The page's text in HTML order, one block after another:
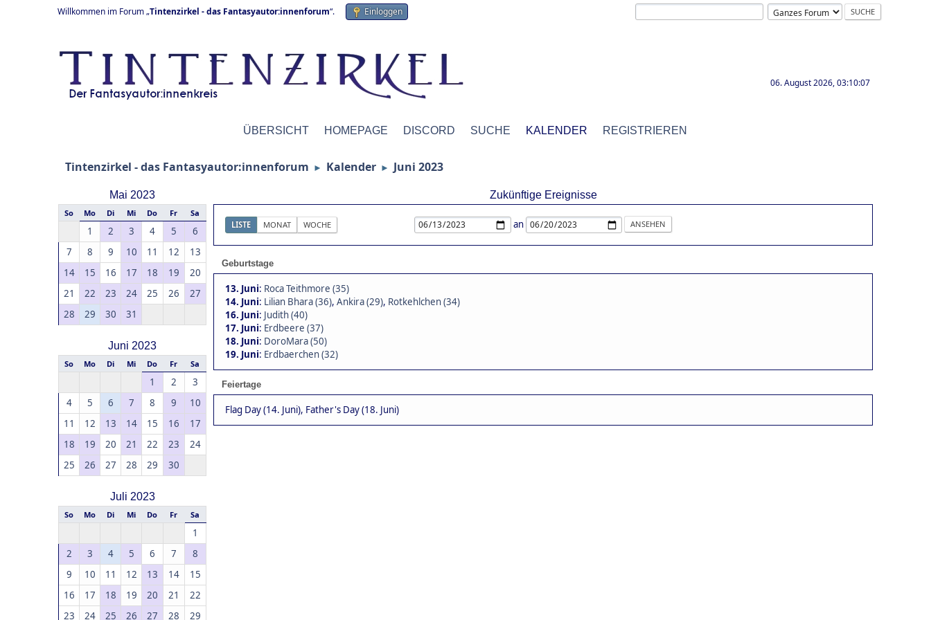
Willkommen im Forum „Tintenzirkel - das Fantasyautor:innenforum“. Einloggen
06. August 2026, 03:10:07
ÜBERSICHT HOMEPAGE DISCORD SUCHE KALENDER REGISTRIEREN
Tintenzirkel - das Fantasyautor:innenforum ► Kalender ► Juni 2023
Mai 2023
So Mo Di Mi Do Fr Sa
1 2 3 4 5
6
7
8 9 10 11 12
13
14
15 16 17 18 19
20
21
22 23 24 25 26
27
28
29 30 31
Juni 2023
So Mo Di Mi Do Fr Sa
1 2
3
4
5 6 7 8 9
10
11
12 13 14 15 16
17
18
19 20 21 22 23
24
25
26 27 28 29 30
Juli 2023
So Mo Di Mi Do Fr Sa
1
2
3 4 5 6 7
8
9
10 11 12 13 14
15
16
17 18 19 20 21
22
23
24 25 26 27 28 29
Zukünftige Ereignisse
LISTE MONAT WOCHE an
Geburtstage
13. Juni: Roca Teithmore (35)
14. Juni: Lilian Bhara (36), Ankira (29), Rotkehlchen (34)
16. Juni: Judith (40)
17. Juni: Erdbeere (37)
18. Juni: DoroMara (50)
19. Juni: Erdbaerchen (32)
Feiertage
Flag Day (14. Juni), Father's Day (18. Juni)